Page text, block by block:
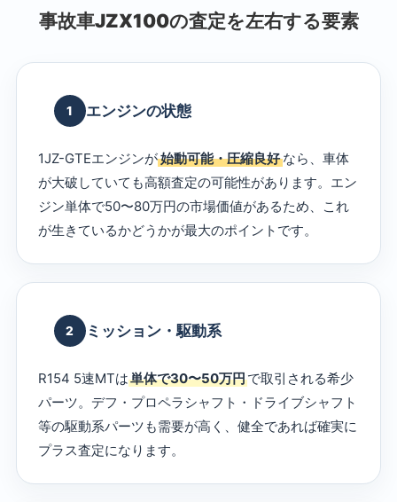
事故車JZX100の査定を左右する要素
1 エンジンの状態
1JZ-GTEエンジンが始動可能・圧縮良好なら、車体
が大破していても高額査定の可能性があります。エン
ジン単体で50〜80万円の市場価値があるため、これ
が生きているかどうかが最大のポイントです。
2 ミッション・駆動系
R154 5速MTは単体で30〜50万円で取引される希少
パーツ。デフ・プロペラシャフト・ドライブシャフト
等の駆動系パーツも需要が高く、健全であれば確実に
プラス査定になります。